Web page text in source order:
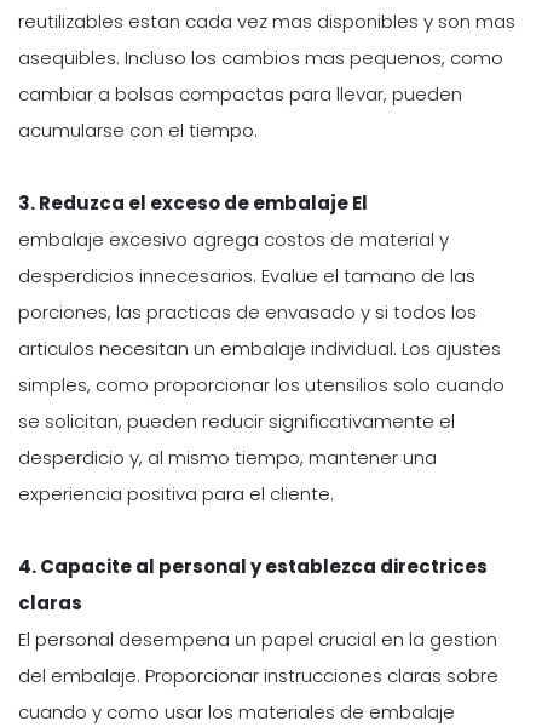
reutilizables estan cada vez mas disponibles y son mas
asequibles. Incluso los cambios mas pequenos, como
cambiar a bolsas compactas para llevar, pueden
acumularse con el tiempo.
3. Reduzca el exceso de embalaje El
embalaje excesivo agrega costos de material y
desperdicios innecesarios. Evalue el tamano de las
porciones, las practicas de envasado y si todos los
articulos necesitan un embalaje individual. Los ajustes
simples, como proporcionar los utensilios solo cuando
se solicitan, pueden reducir significativamente el
desperdicio y, al mismo tiempo, mantener una
experiencia positiva para el cliente.
4. Capacite al personal y establezca directrices
claras
El personal desempena un papel crucial en la gestion
del embalaje. Proporcionar instrucciones claras sobre
cuando y como usar los materiales de embalaje